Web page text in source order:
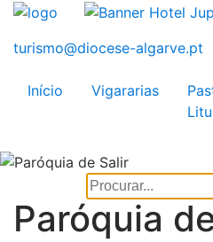
Início Vigararias
Paróquia